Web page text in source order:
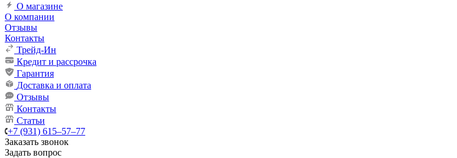
О магазине
О компании
Отзывы
Контакты
Трейд-Ин
Кредит и рассрочка
Гарантия
Доставка и оплата
Отзывы
Контакты
Статьи
+7 (931) 615‒57‒77
Заказать звонок
Задать вопрос